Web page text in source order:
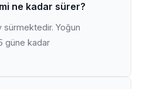
ne kadar sürer?
Yoğun
güne kadar